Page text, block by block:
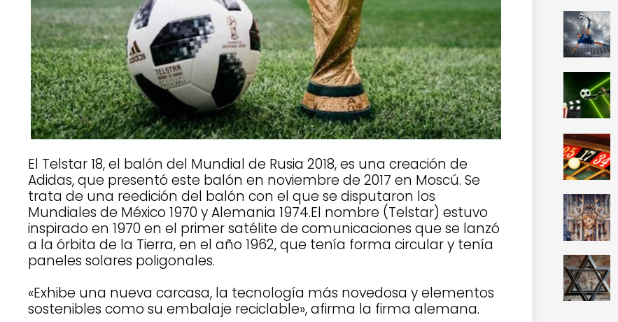
El Telstar 18, el balón del Mundial de Rusia 2018, es una creación de
Adidas, que presentó este balón en noviembre de 2017 en Moscú. Se
trata de una reedición del balón con el que se disputaron los
Mundiales de México 1970 y Alemania 1974.El nombre (Telstar) estuvo
inspirado en 1970 en el primer satélite de comunicaciones que se lanzó
a la órbita de la Tierra, en el año 1962, que tenía forma circular y tenía
paneles solares poligonales.
«Exhibe una nueva carcasa, la tecnología más novedosa y elementos
sostenibles como su embalaje reciclable», afirma la firma alemana.